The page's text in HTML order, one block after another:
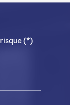
(*)